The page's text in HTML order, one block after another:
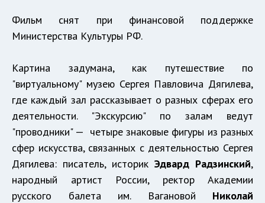
Фильм снят при финансовой поддержке
Министерства Культуры РФ.
Картина задумана, как путешествие по
"виртуальному" музею Сергея Павловича Дягилева,
где каждый зал рассказывает о разных сферах его
деятельности. "Экскурсию" по залам ведут
"проводники" — четыре знаковые фигуры из разных
сфер искусства, связанных с деятельностью Сергея
Дягилева: писатель, историк Эдвард Радзинский,
народный артист России, ректор Академии
русского балета им. Вагановой Николай